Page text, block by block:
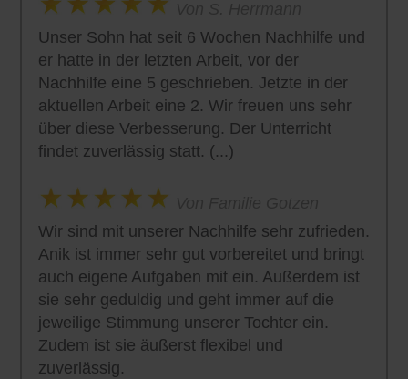
Unser Sohn hat seit 6 Wochen Nachhilfe und
er hatte in der letzten Arbeit, vor der
Nachhilfe eine 5 geschrieben. Jetzte in der
aktuellen Arbeit eine 2. Wir freuen uns sehr
über diese Verbesserung. Der Unterricht
findet zuverlässig statt. (...)
Wir sind mit unserer Nachhilfe sehr zufrieden.
Anik ist immer sehr gut vorbereitet und bringt
auch eigene Aufgaben mit ein. Außerdem ist
sie sehr geduldig und geht immer auf die
jeweilige Stimmung unserer Tochter ein.
Zudem ist sie äußerst flexibel und
zuverlässig.